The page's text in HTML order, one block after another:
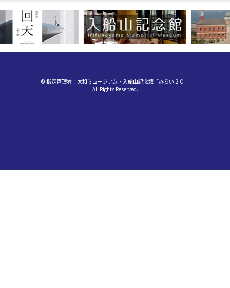
© 指定管理者：大和ミュージアム・入船山記念館「みらい２０」
All Rights Reserved.